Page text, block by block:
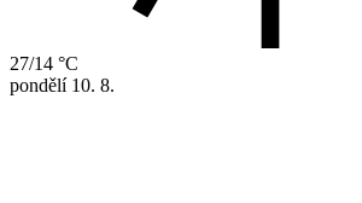
27/14 °C
pondělí 10. 8.